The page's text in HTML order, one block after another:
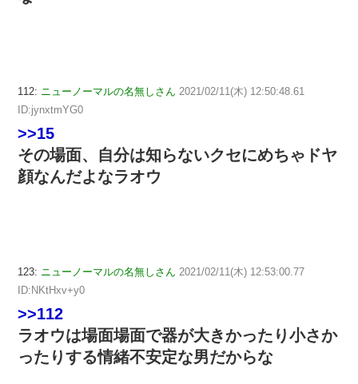
112: ニューノーマルの名無しさん 2021/02/11(木) 12:50:48.61
ID:jynxtmYG0
>>15
その場面、自分は知らないクセにめちゃドヤ
顔なんだよなラオウ
123: ニューノーマルの名無しさん 2021/02/11(木) 12:53:00.77
ID:NKtHxv+y0
>>112
ラオウは場面場面で器が大きかったり小さか
ったりする情緒不安定な男だからな